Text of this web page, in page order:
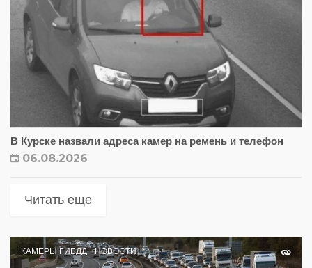
В Курске назвали адреса камер на ремень и телефон
06.08.2026
Читать еще
КАМЕРЫ ГИБДД НОВОСТИ